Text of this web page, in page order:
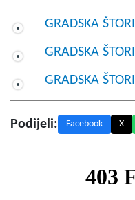
GRADSKA
GRADSKA
GRADSKA
Podijeli: Facebook X